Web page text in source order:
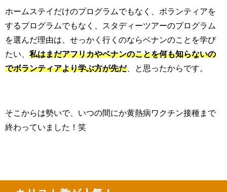
ホームステイだけのプログラムでもなく、ボランティアを
するプログラムでもなく、スタディーツアーのプログラム
を選んだ理由は、せっかく行くのならベナンのことを学び
たい、 私はまだアフリカやベナンのことを何も知らないの
でボランティアより学ぶ方が先だ、と思ったからです。
そこからは勢いで、いつの間にか黄熱病ワクチン接種まで
終わっていました！笑